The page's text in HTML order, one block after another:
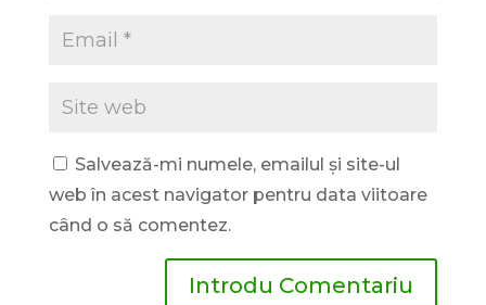
Salvează-mi numele, emailul și site-ul
web în acest navigator pentru data viitoare
când o să comentez.